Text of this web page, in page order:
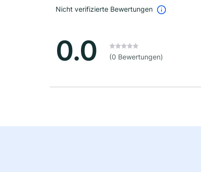
Nicht verifizierte Bewertungen
0.0 (0 Bewertungen)